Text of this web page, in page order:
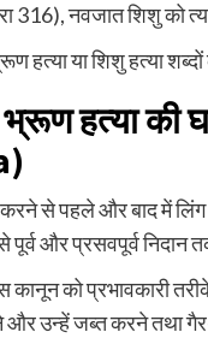
316), नवजात शिशु को
हत्या या शिशु हत्या
हत्या की
)
करने से पहले और बाद में
पूर्व और प्रसवपूर्व
कानून को प्रभावकारी
उन्हें जब्त करने तथा